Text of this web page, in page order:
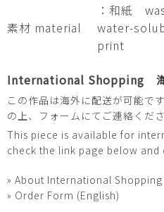
素材 material
：和紙
water-
print
International Shopping 海
この作品は海外に配送が可能で
の上、フォームにてご連絡くださ
This piece is available for
check the link page below
» About International Shopping
» Order Form (English)